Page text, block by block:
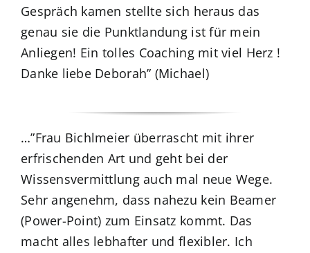
Gespräch kamen stellte sich heraus das
genau sie die Punktlandung ist für mein
Anliegen! Ein tolles Coaching mit viel Herz !
Danke liebe Deborah” (Michael)
…”Frau Bichlmeier überrascht mit ihrer
erfrischenden Art und geht bei der
Wissensvermittlung auch mal neue Wege.
Sehr angenehm, dass nahezu kein Beamer
(Power-Point) zum Einsatz kommt. Das
macht alles lebhafter und flexibler. Ich